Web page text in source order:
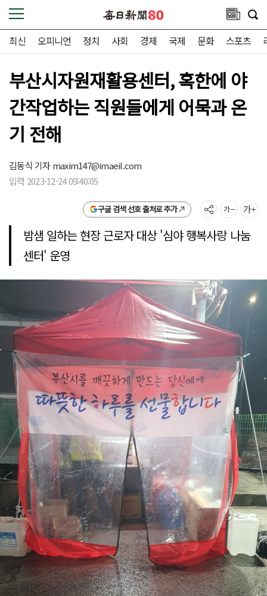
최신 오피니언 정치 사회 경제 국제 문화 스포츠
부산시자원재활용센터, 혹한에 야
간작업하는 직원들에게 어묵과 온
기 전해
김동식 기자maxim147@imaeil.com
입력 2023-12-24 09:40:05
구글 검색 선호 출처로 추가
밤샘 일하는 현장 근로자 대상 '심야 행복사랑 나눔
센터' 운영